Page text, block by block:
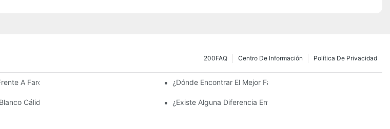
Política De Privacidad
Centro De Información
200FAQ
A Farolas Tradicionales: Coste, Retorno De La Inversión Y Eficiencia.¿Dónde Encontrar El Mejor Fabricante De Farolas Solares?
Cálido Vs. Blanco Suave ¿Existe Alguna Diferencia Entre Las Luces Del Área De